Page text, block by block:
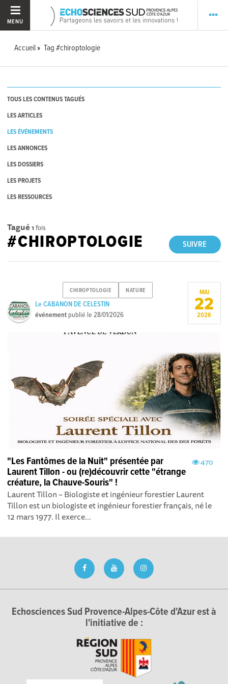
MENU
Accueil Tag #chiroptologie
TOUS LES CONTENUS TAGUÉS
LES ARTICLES
LES ÉVÉNEMENTS
LES ANNONCES
LES DOSSIERS
LES PROJETS
LES RESSOURCES
Tagué 1 fois
SUIVRE
#CHIROPTOLOGIE
CHIROPTOLOGIE NATURE
Le CABANON DE CELESTIN
événement publié le28/01/2026
MAI
22
2026
470
"Les Fantômes de la Nuit" présentée par
Laurent Tillon - ou (re)découvrir cette "étrange
créature, la Chauve-Souris" !
Laurent Tillon – Biologiste et ingénieur forestier Laurent
Tillon est un biologiste et ingénieur forestier français, né le
12 mars 1977. Il exerce...
Echosciences Sud Provence-Alpes-Côte d'Azur est à
l'initiative de :